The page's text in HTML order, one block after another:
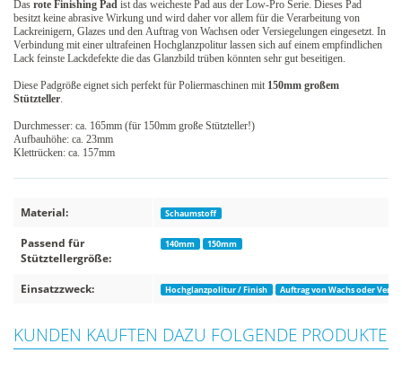
Das rote Finishing Pad ist das weicheste Pad aus der Low-Pro Serie. Dieses Pad
besitzt keine abrasive Wirkung und wird daher vor allem für die Verarbeitung von
Lackreinigern, Glazes und den Auftrag von Wachsen oder Versiegelungen eingesetzt. In
Verbindung mit einer ultrafeinen Hochglanzpolitur lassen sich auf einem empfindlichen
Lack feinste Lackdefekte die das Glanzbild trüben könnten sehr gut beseitigen.
Diese Padgröße eignet sich perfekt für Poliermaschinen mit 150mm großem
Stützteller
Durchmesser: ca. 165mm (für 150mm große Stützteller!)
Aufbauhöhe: ca. 23mm
Klettrücken: ca. 157mm
Material: Schaumstoff
Passend für
Stütztellergröße:
140mm 150mm
Einsatzzweck: Hochglanzpolitur / Finish Auftrag von Wachs oder
KUNDEN KAUFTEN DAZU FOLGENDE PRODUKTE